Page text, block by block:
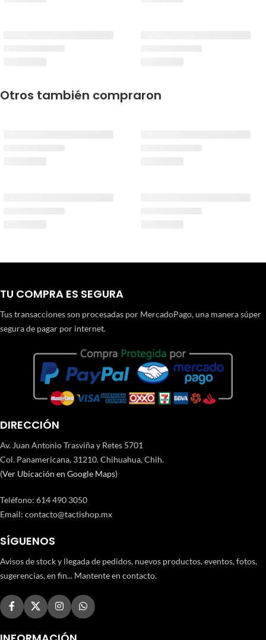
Otros también compraron
TU COMPRA ES SEGURA
Tus transacciones son procesadas por MercadoPago, una manera súper
segura de pagar por internet.
DIRECCIÓN
Av. Juan Antonio Trasviña y Retes 5701
Col. Panamericana, 31210. Chihuahua, Chih.
(Ver Ubicación en Google Maps)
Teléfono: 614 490 3050
Email: contacto@tactishop.mx
SÍGUENOS
Avisos de stock y llegada de pedidos, nuevos productos, eventos, fotos,
sugerencias, en fin... Mantente en contacto.